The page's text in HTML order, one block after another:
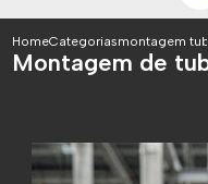
HomeCategoriasmontagem
Montagem de